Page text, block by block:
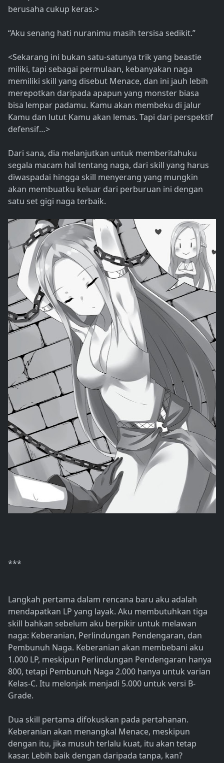
berusaha cukup keras.>
“Aku senang hati nuranimu masih tersisa sedikit.”
<Sekarang ini bukan satu-satunya trik yang beastie
miliki, tapi sebagai permulaan, kebanyakan naga
memiliki skill yang disebut Menace, dan ini jauh lebih
merepotkan daripada apapun yang monster biasa
bisa lempar padamu. Kamu akan membeku di jalur
Kamu dan lutut Kamu akan lemas. Tapi dari perspektif
defensif…>
Dari sana, dia melanjutkan untuk memberitahuku
segala macam hal tentang naga, dari skill yang harus
diwaspadai hingga skill menyerang yang mungkin
akan membuatku keluar dari perburuan ini dengan
satu set gigi naga terbaik.
***
Langkah pertama dalam rencana baru aku adalah
mendapatkan LP yang layak. Aku membutuhkan tiga
skill bahkan sebelum aku berpikir untuk melawan
naga: Keberanian, Perlindungan Pendengaran, dan
Pembunuh Naga. Keberanian akan membebani aku
1.000 LP, meskipun Perlindungan Pendengaran hanya
800, tetapi Pembunuh Naga 2.000 hanya untuk varian
Kelas-C. Itu melonjak menjadi 5.000 untuk versi B-
Grade.
Dua skill pertama difokuskan pada pertahanan.
Keberanian akan menangkal Menace, meskipun
dengan itu, jika musuh terlalu kuat, itu akan tetap
kasar. Lebih baik dengan daripada tanpa, kan?